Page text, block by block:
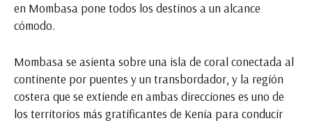
en Mombasa pone todos los destinos a un alcance
cómodo.
Mombasa se asienta sobre una isla de coral conectada al
continente por puentes y un transbordador, y la región
costera que se extiende en ambas direcciones es uno de
los territorios más gratificantes de Kenia para conducir